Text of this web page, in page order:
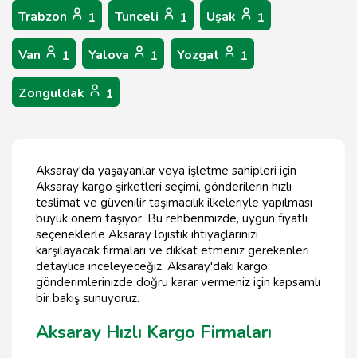
Trabzon 1 Tunceli 1 Uşak 1
Van 1 Yalova 1 Yozgat 1
Zonguldak 1
Aksaray'da yaşayanlar veya işletme sahipleri için
Aksaray kargo şirketleri seçimi, gönderilerin hızlı
teslimat ve güvenilir taşımacılık ilkeleriyle yapılması
büyük önem taşıyor. Bu rehberimizde, uygun fiyatlı
seçeneklerle Aksaray lojistik ihtiyaçlarınızı
karşılayacak firmaları ve dikkat etmeniz gerekenleri
detaylıca inceleyeceğiz. Aksaray'daki kargo
gönderimlerinizde doğru karar vermeniz için kapsamlı
bir bakış sunuyoruz.
Aksaray Hızlı Kargo Firmaları